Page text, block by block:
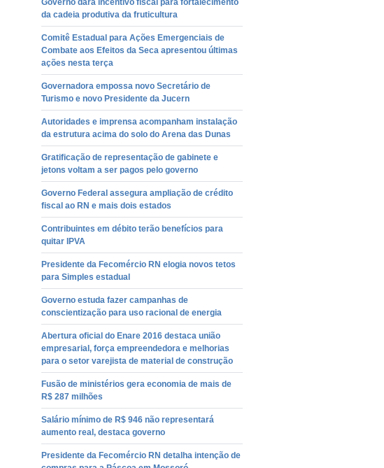
Governo dará incentivo fiscal para fortalecimento
da cadeia produtiva da fruticultura
Comitê Estadual para Ações Emergenciais de
Combate aos Efeitos da Seca apresentou últimas
ações nesta terça
Governadora empossa novo Secretário de
Turismo e novo Presidente da Jucern
Autoridades e imprensa acompanham instalação
da estrutura acima do solo do Arena das Dunas
Gratificação de representação de gabinete e
jetons voltam a ser pagos pelo governo
Governo Federal assegura ampliação de crédito
fiscal ao RN e mais dois estados
Contribuintes em débito terão benefícios para
quitar IPVA
Presidente da Fecomércio RN elogia novos tetos
para Simples estadual
Governo estuda fazer campanhas de
conscientização para uso racional de energia
Abertura oficial do Enare 2016 destaca união
empresarial, força empreendedora e melhorias
para o setor varejista de material de construção
Fusão de ministérios gera economia de mais de
R$ 287 milhões
Salário mínimo de R$ 946 não representará
aumento real, destaca governo
Presidente da Fecomércio RN detalha intenção de